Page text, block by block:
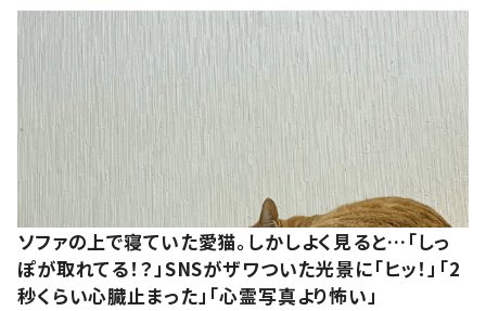
ソファの上で寝ていた愛猫。しかしよく見ると…「しっ
ぽが取れてる！？」SNSがザワついた光景に「ヒッ！」「2
秒くらい心臓止まった」「心霊写真より怖い」